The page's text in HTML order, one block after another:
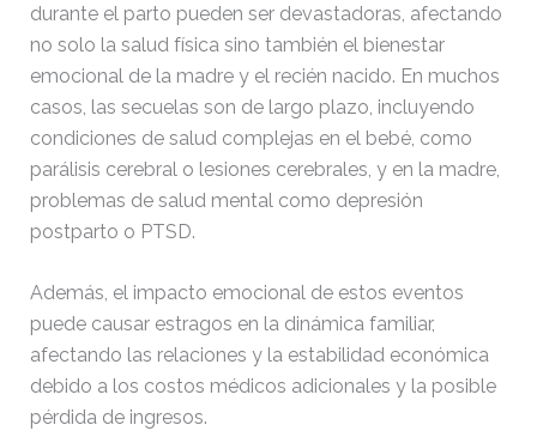
durante el parto pueden ser devastadoras, afectando
no solo la salud física sino también el bienestar
emocional de la madre y el recién nacido. En muchos
casos, las secuelas son de largo plazo, incluyendo
condiciones de salud complejas en el bebé, como
parálisis cerebral o lesiones cerebrales, y en la madre,
problemas de salud mental como depresión
postparto o PTSD.
Además, el impacto emocional de estos eventos
puede causar estragos en la dinámica familiar,
afectando las relaciones y la estabilidad económica
debido a los costos médicos adicionales y la posible
pérdida de ingresos.